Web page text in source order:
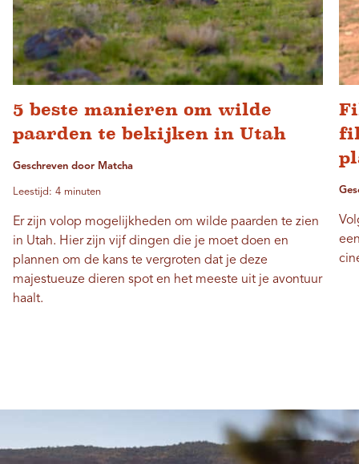
5 beste manieren om wilde
paarden te bekijken in Utah
Geschreven door Matcha
Leestijd: 4 minuten
Er zijn volop mogelijkheden om wilde paarden te zien
in Utah. Hier zijn vijf dingen die je moet doen en
plannen om de kans te vergroten dat je deze
majestueuze dieren spot en het meeste uit je avontuur
haalt.